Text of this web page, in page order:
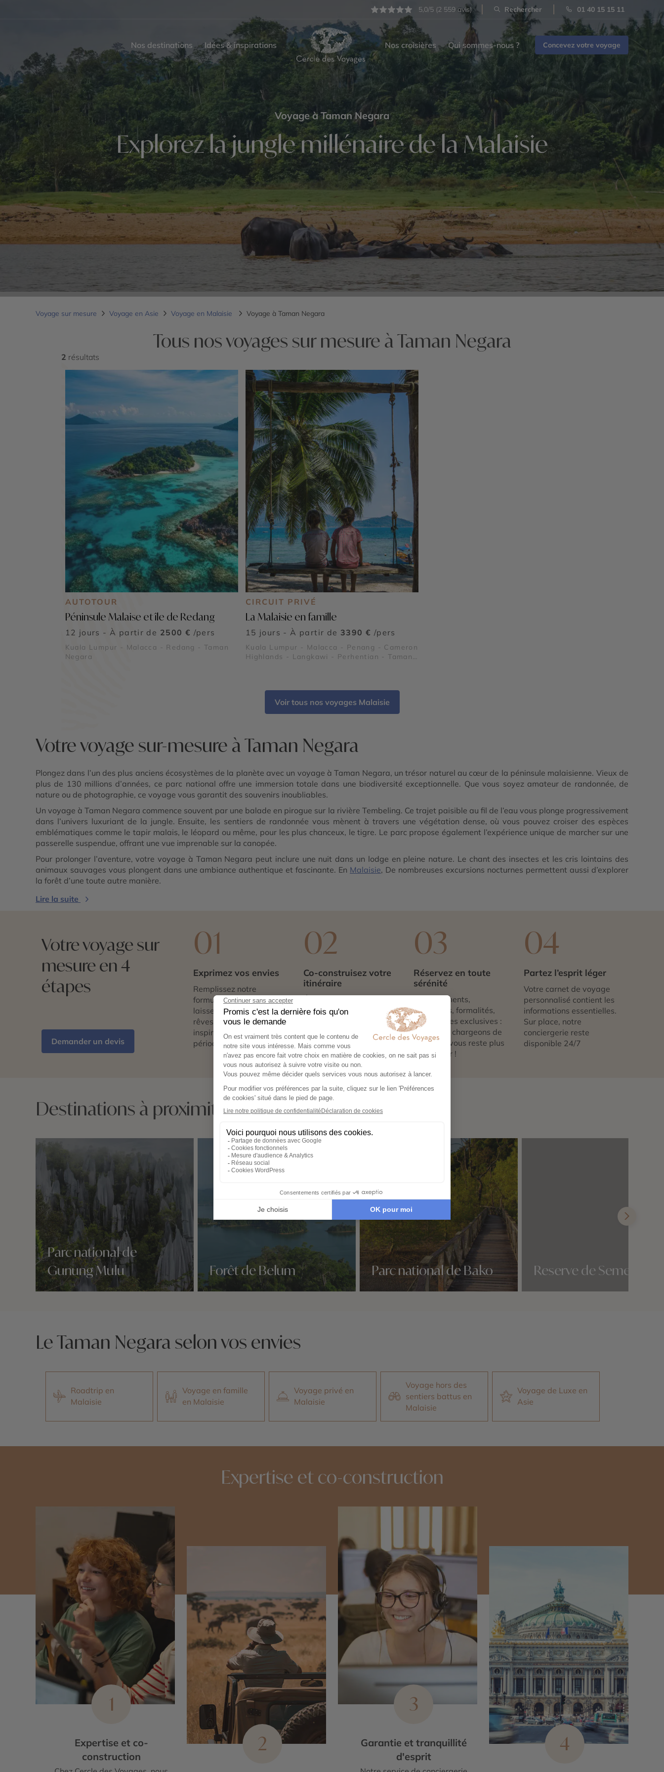
5,0/5 (2 559 avis) Rechercher 01 40 15 15 11
Nos destinations Idées & inspirations Nos croisières Qui sommes-nous ? Concevez votre voyage
Voyage à Taman Negara
Explorez la jungle millénaire de la Malaisie
Voyage sur mesure Voyage en Asie Voyage en Malaisie Voyage à Taman Negara
Tous nos voyages sur mesure à Taman Negara
2 résultats
AUTOTOUR
Péninsule Malaise et île de Redang
12 jours - À partir de 2500 € /pers
Kuala Lumpur - Malacca - Redang - Taman
Negara
CIRCUIT PRIVÉ
La Malaisie en famille
15 jours - À partir de 3390 € /pers
Kuala Lumpur - Malacca - Penang - Cameron
Highlands - Langkawi - Perhentian - Taman
Voir tous nos voyages Malaisie
Votre voyage sur-mesure à Taman Negara
Plongez dans l’un des plus anciens écosystèmes de la planète avec un voyage à Taman Negara, un trésor naturel au cœur de la péninsule malaisienne. Vieux de
plus de 130 millions d’années, ce parc national offre une immersion totale dans une biodiversité exceptionnelle. Que vous soyez amateur de randonnée, de
nature ou de photographie, ce voyage vous garantit des souvenirs inoubliables.
Un voyage à Taman Negara commence souvent par une balade en pirogue sur la rivière Tembeling. Ce trajet paisible au fil de l’eau vous plonge progressivement
dans l’univers luxuriant de la jungle. Ensuite, les sentiers de randonnée vous mènent à travers une végétation dense, où vous pouvez croiser des espèces
emblématiques comme le tapir malais, le léopard ou même, pour les plus chanceux, le tigre. Le parc propose également l’expérience unique de marcher sur une
passerelle suspendue, offrant une vue imprenable sur la canopée.
Pour prolonger l’aventure, votre voyage à Taman Negara peut inclure une nuit dans un lodge en pleine nature. Le chant des insectes et les cris lointains des
animaux sauvages vous plongent dans une ambiance authentique et fascinante. En Malaisie, De nombreuses excursions nocturnes permettent aussi d’explorer
la forêt d’une toute autre manière.
Lire la suite
Votre voyage sur
mesure en 4
étapes
Demander un devis
01
Exprimez vos envies
Remplissez notre
formulaire en ligne et
laissez libre cours à vos
rêves de voyage :
inspirations, budget,
période idéale…
02
Co-construisez votre
itinéraire
conseiller-expert pour
créer un voyage à votre
image, adapté à vos
envies et à votre rythme.
03
Réservez en toute
sérénité
Hébergements,
transports, formalités,
expériences exclusives :
nous nous chargeons de
tout. Il ne vous reste plus
qu’à partir !
04
Partez l’esprit léger
Votre carnet de voyage
personnalisé contient les
informations essentielles.
Sur place, notre
conciergerie reste
disponible 24/7
Destinations à proximité de Taman Negara
Parc national de
Gunung Mulu
Forêt de Belum Parc national de Bako Reserve de
Le Taman Negara selon vos envies
Roadtrip en
Malaisie
Voyage en famille
en Malaisie
Voyage privé en
Malaisie
Voyage hors des
sentiers battus en
Malaisie
Voyage de Luxe en
Asie
Expertise et co-construction
1
Expertise et co-
construction
2
3
Garantie et tranquillité
d'esprit
4